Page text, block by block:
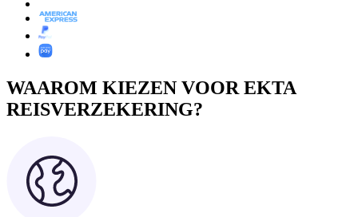
WAAROM KIEZEN VOOR EKTA
REISVERZEKERING?